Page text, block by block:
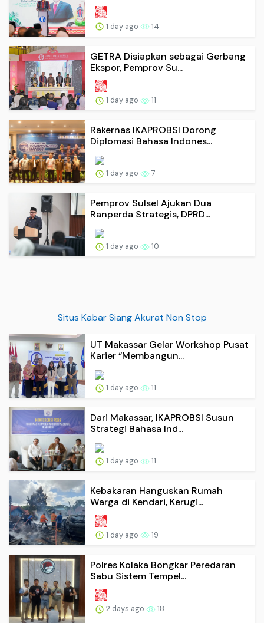
1 day ago 14
GETRA Disiapkan sebagai Gerbang
Ekspor, Pemprov Su...
1 day ago 11
Rakernas IKAPROBSI Dorong
Diplomasi Bahasa Indones...
1 day ago 7
Pemprov Sulsel Ajukan Dua
Ranperda Strategis, DPRD...
1 day ago 10
Situs Kabar Siang Akurat Non Stop
UT Makassar Gelar Workshop Pusat
Karier “Membangun...
1 day ago 11
Dari Makassar, IKAPROBSI Susun
Strategi Bahasa Ind...
1 day ago 11
Kebakaran Hanguskan Rumah
Warga di Kendari, Kerugi...
1 day ago 19
Polres Kolaka Bongkar Peredaran
Sabu Sistem Tempel...
2 days ago 18